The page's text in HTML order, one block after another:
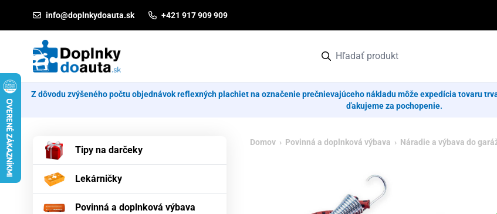
info@doplnkydoauta.sk +421 917 909 909
Z dôvodu zvýšeného počtu objednávok reflexných plachiet na označenie prečnievajúceho nákladu môže expedícia tovaru
ďakujeme za pochopenie.
Tipy na darčeky
Lekárničky
Povinná a doplnková výbava
Domov › Povinná a doplnková výbava › Náradie a výbava do